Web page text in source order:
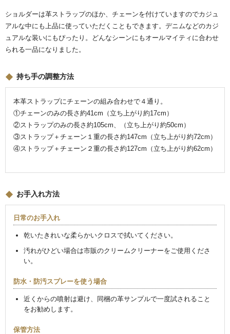
ショルダーは革ストラップのほか、チェーンを付けていますのでカジュ
アルな中にも上品に使っていただくこともできます。デニムなどのカジ
ュアルな装いにもぴったり。どんなシーンにもオールマイティに合わせ
られる一品になりました。
持ち手の調整方法
本革ストラップにチェーンの組み合わせで４通り。
①チェーンのみの長さ約41cm（立ち上がり約17cm）
②ストラップのみの長さ約105cm、（立ち上がり約50cm）
③ストラップ＋チェーン１重の長さ約147cm（立ち上がり約72cm）
④ストラップ＋チェーン２重の長さ約127cm（立ち上がり約62cm）
お手入れ方法
日常のお手入れ
乾いたきれいな柔らかいクロスで拭いてください。
汚れがひどい場合は市販のクリームクリーナーをご使用くださ
い。
防水・防汚スプレーを使う場合
近くからの噴射は避け、同梱の革サンプルで一度試されること
をお勧めします。
保管方法